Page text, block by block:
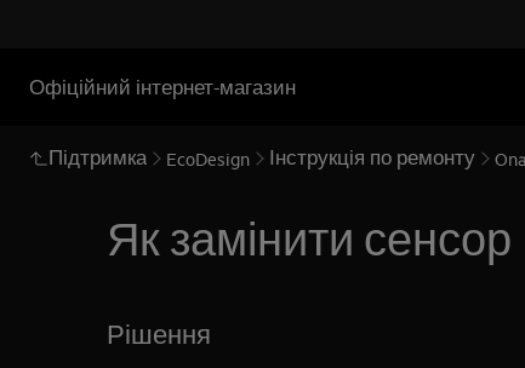
Офіційний інтернет-магазин
Підтримка EcoDesign Інструкція по ремонту
Як замінити сенсор
Рішення